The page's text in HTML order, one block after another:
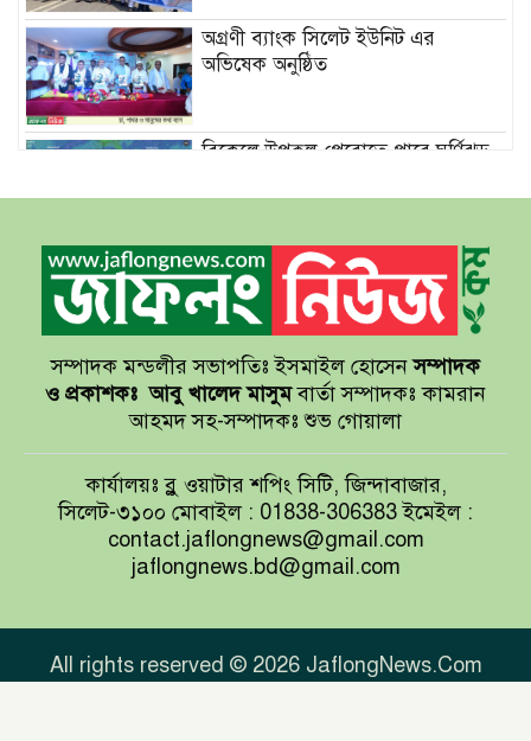
অগ্রণী ব্যাংক সিলেট ইউনিট এর
অভিষেক অনুষ্ঠিত
বিকেলে উপকূল পেরোতে পারে ঘূর্ণিঝড়
সেন্টমার্টিনের সব হোটেল-মোটেল-
রিসোর্টকে আশ্রয়কেন্দ্র ঘোষণা
বাখমুত পুনরুদ্ধারের দাবি ইউক্রেনের
আয়ারল্যান্ডের রানের পাহাড় টপকে
টাইগারদের জয়
সুখবর দিলেন জয়া আহসান
সম্পাদক মন্ডলীর সভাপতিঃ ইসমাইল হোসেনসম্পাদক
ও প্রকাশকঃ আবু খালেদ মাসুমবার্তা সম্পাদকঃ কামরান
আহমদ সহ-সম্পাদকঃ শুভ গোয়ালা
কার্যালয়ঃ ব্লু ওয়াটার শপিং সিটি, জিন্দাবাজার,
সিলেট-৩১০০ মোবাইল : 01838-306383 ইমেইল :
contact.jaflongnews@gmail.com
jaflongnews.bd@gmail.com
All rights reserved © 2026 JaflongNews.Com